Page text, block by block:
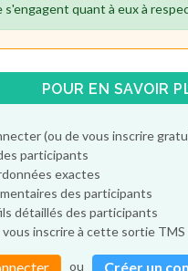
quant à eux à
POUR EN SAVOIR
(ou de vous inscrire
participants
exactes
des participants
détaillés des participants
vous inscrire à cette sortie TMS
ou Créer un